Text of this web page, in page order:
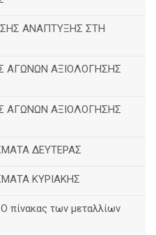
ΑΝΑΠΤΥΞΗΣ ΣΤΗ
ΑΓΩΝΩΝ ΑΞΙΟΛΟΓΗΣΗΣ
ΑΓΩΝΩΝ ΑΞΙΟΛΟΓΗΣΗΣ
ΔΕΥΤΕΡΑΣ
ΚΥΡΙΑΚΗΣ
πίνακας των μεταλλίων